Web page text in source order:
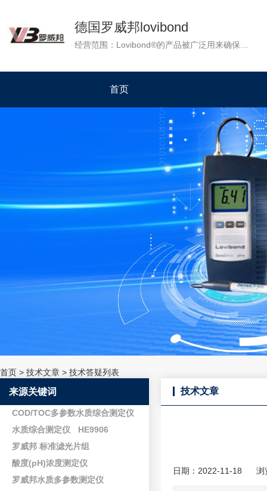
德国罗威邦lovibond
首页
首页 > 技术文章 > 技术答疑列表
来源关键词
COD/TOC多参数水质综合测定仪
水质综合测定仪
HE9906
罗威邦 标准滤光片组
酸度(pH)浓度测定仪
罗威邦水质多参数测定仪
技术文章
日期：2022-11-18 浏